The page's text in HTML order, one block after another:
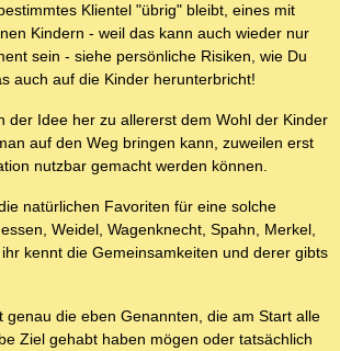
Klientel "übrig" bleibt, eines mit
Kindern - weil das kann auch wieder nur
sein - siehe persönliche Risiken, wie Du
auch auf die Kinder herunterbricht!
der Idee her zu allererst dem Wohl der Kinder
auf den Weg bringen kann, zuweilen erst
nutzbar gemacht werden können.
natürlichen Favoriten für eine solche
Weidel, Wagenknecht, Spahn, Merkel,
kennt die Gemeinsamkeiten und derer gibts
genau die eben Genannten, die am Start alle
Ziel gehabt haben mögen oder tatsächlich